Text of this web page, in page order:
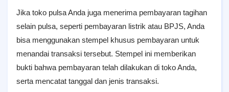
Jika toko pulsa Anda juga menerima pembayaran tagihan
selain pulsa, seperti pembayaran listrik atau BPJS, Anda
bisa menggunakan stempel khusus pembayaran untuk
menandai transaksi tersebut. Stempel ini memberikan
bukti bahwa pembayaran telah dilakukan di toko Anda,
serta mencatat tanggal dan jenis transaksi.